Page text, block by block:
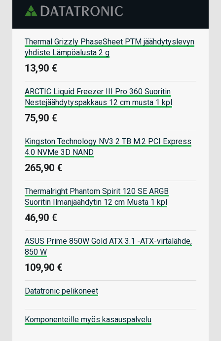
Thermal Grizzly PhaseSheet PTM jäähdytyslevyn
yhdiste Lämpöalusta 2 g
13,90 €
ARCTIC Liquid Freezer III Pro 360 Suoritin
Nestejäähdytyspakkaus 12 cm musta 1 kpl
75,90 €
Kingston Technology NV3 2 TB M.2 PCI Express
4.0 NVMe 3D NAND
265,90 €
Thermalright Phantom Spirit 120 SE ARGB
Suoritin Ilmanjäähdytin 12 cm Musta 1 kpl
46,90 €
ASUS Prime 850W Gold ATX 3.1 -ATX-virtalähde,
850 W
109,90 €
Datatronic pelikoneet
Komponenteille myös kasauspalvelu